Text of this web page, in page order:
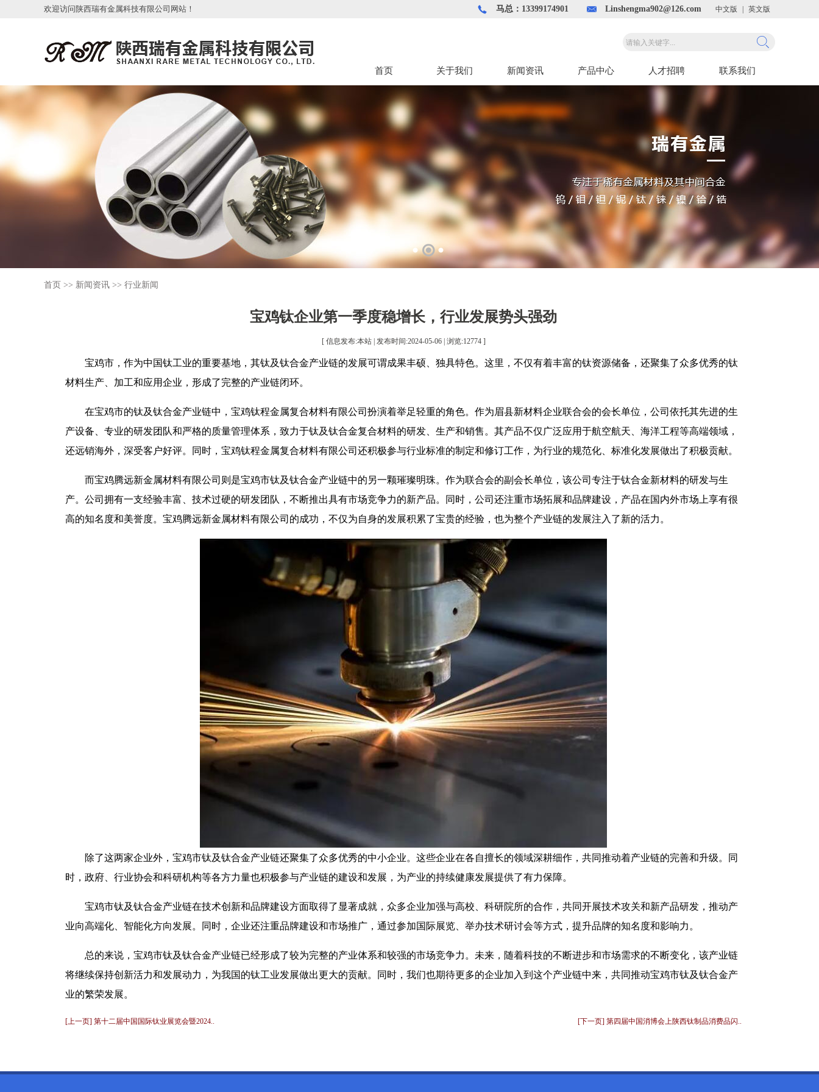
欢迎访问陕西瑞有金属科技有限公司网站！ 马总：13399174901 Linshengma902@126.com 中文版 英文版
首页 关于我们 新闻资讯 产品中心 人才招聘 联系我们
首页 >> 新闻资讯 >> 行业新闻
宝鸡钛企业第一季度稳增长，行业发展势头强劲
[ 信息发布:本站 | 发布时间:2024-05-06 | 浏览:12774]
宝鸡市，作为中国钛工业的重要基地，其钛及钛合金产业链的发展可谓成果丰硕、独具特色。这里，不仅有着丰富的钛资源储备，还聚集了众多优秀的钛
材料生产、加工和应用企业，形成了完整的产业链闭环。
在宝鸡市的钛及钛合金产业链中，宝鸡钛程金属复合材料有限公司扮演着举足轻重的角色。作为眉县新材料企业联合会的会长单位，公司依托其先进的生
产设备、专业的研发团队和严格的质量管理体系，致力于钛及钛合金复合材料的研发、生产和销售。其产品不仅广泛应用于航空航天、海洋工程等高端领域，
还远销海外，深受客户好评。同时，宝鸡钛程金属复合材料有限公司还积极参与行业标准的制定和修订工作，为行业的规范化、标准化发展做出了积极贡献。
而宝鸡腾远新金属材料有限公司则是宝鸡市钛及钛合金产业链中的另一颗璀璨明珠。作为联合会的副会长单位，该公司专注于钛合金新材料的研发与生
产。公司拥有一支经验丰富、技术过硬的研发团队，不断推出具有市场竞争力的新产品。同时，公司还注重市场拓展和品牌建设，产品在国内外市场上享有很
高的知名度和美誉度。宝鸡腾远新金属材料有限公司的成功，不仅为自身的发展积累了宝贵的经验，也为整个产业链的发展注入了新的活力。
除了这两家企业外，宝鸡市钛及钛合金产业链还聚集了众多优秀的中小企业。这些企业在各自擅长的领域深耕细作，共同推动着产业链的完善和升级。同
时，政府、行业协会和科研机构等各方力量也积极参与产业链的建设和发展，为产业的持续健康发展提供了有力保障。
宝鸡市钛及钛合金产业链在技术创新和品牌建设方面取得了显著成就，众多企业加强与高校、科研院所的合作，共同开展技术攻关和新产品研发，推动产
业向高端化、智能化方向发展。同时，企业还注重品牌建设和市场推广，通过参加国际展览、举办技术研讨会等方式，提升品牌的知名度和影响力。
总的来说，宝鸡市钛及钛合金产业链已经形成了较为完整的产业体系和较强的市场竞争力。未来，随着科技的不断进步和市场需求的不断变化，该产业链
将继续保持创新活力和发展动力，为我国的钛工业发展做出更大的贡献。同时，我们也期待更多的企业加入到这个产业链中来，共同推动宝鸡市钛及钛合金产
业的繁荣发展。
[上一页] 第十二届中国国际钛业展览会暨2024.. [下一页] 第四届中国消博会上陕西钛制品消费品闪..